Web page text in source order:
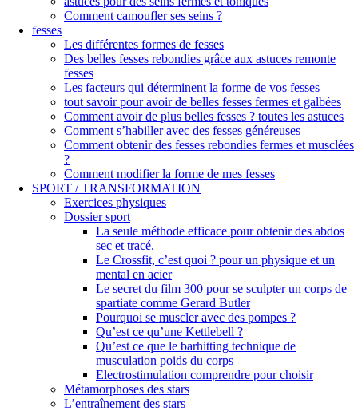
Comment camoufler ses seins ?
fesses
Les différentes formes de fesses
Des belles fesses rebondies grâce aux astuces remonte
fesses
Les facteurs qui déterminent la forme de vos fesses
tout savoir pour avoir de belles fesses fermes et galbées
Comment avoir de plus belles fesses ? toutes les astuces
Comment s’habiller avec des fesses généreuses
Comment obtenir des fesses rebondies fermes et musclées
?
Comment modifier la forme de mes fesses
SPORT / TRANSFORMATION
Exercices physiques
Dossier sport
La seule méthode efficace pour obtenir des abdos
sec et tracé.
Le Crossfit, c’est quoi ? pour un physique et un
mental en acier
Le secret du film 300 pour se sculpter un corps de
spartiate comme Gerard Butler
Pourquoi se muscler avec des pompes ?
Qu’est ce qu’une Kettlebell ?
Qu’est ce que le barhitting technique de
musculation poids du corps
Electrostimulation comprendre pour choisir
Métamorphoses des stars
L’entraînement des stars